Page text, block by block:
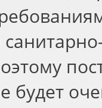
будет